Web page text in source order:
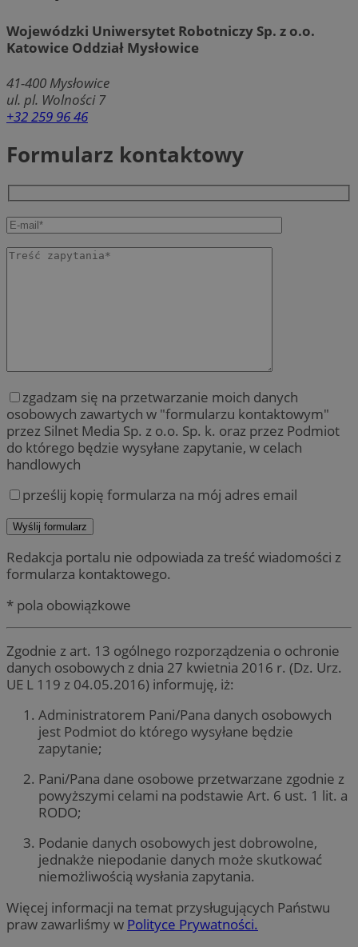
Wojewódzki Uniwersytet Robotniczy Sp. z o.o.
Katowice Oddział Mysłowice
41-400 Mysłowice
ul. pl. Wolności 7
+32 259 96 46
Formularz kontaktowy
zgadzam się na przetwarzanie moich danych
osobowych zawartych w "formularzu kontaktowym"
przez Silnet Media Sp. z o.o. Sp. k. oraz przez Podmiot
do którego będzie wysyłane zapytanie, w celach
handlowych
prześlij kopię formularza na mój adres email
Redakcja portalu nie odpowiada za treść wiadomości z
formularza kontaktowego.
* pola obowiązkowe
Zgodnie z art. 13 ogólnego rozporządzenia o ochronie
danych osobowych z dnia 27 kwietnia 2016 r. (Dz. Urz.
UE L 119 z 04.05.2016) informuję, iż:
Administratorem Pani/Pana danych osobowych
jest Podmiot do którego wysyłane będzie
zapytanie;
Pani/Pana dane osobowe przetwarzane zgodnie z
powyższymi celami na podstawie Art. 6 ust. 1 lit. a
RODO;
Podanie danych osobowych jest dobrowolne,
jednakże niepodanie danych może skutkować
niemożliwością wysłania zapytania.
Więcej informacji na temat przysługujących Państwu
praw zawarliśmy w Polityce Prywatności.